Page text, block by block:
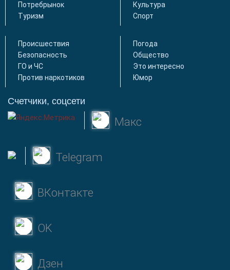
Потребрынок
Туризм
Культура
Спорт
Происшествия
Безопасность
ГО и ЧС
Против наркотиков
Погода
Общество
Это интересно
Юмор
Счетчики, соцсети
Макс
Telegram
ВКонтакте
OK
Дзен